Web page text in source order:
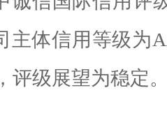
主体信用等级为
评级展望为稳定